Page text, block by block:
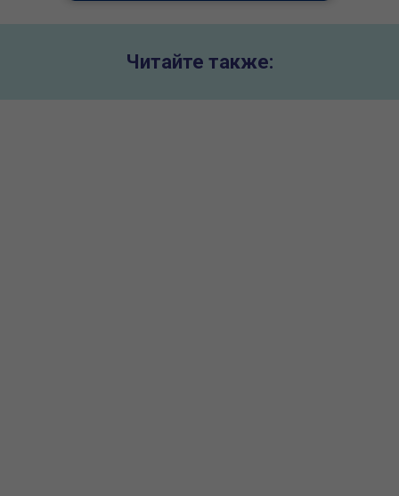
Читайте также: